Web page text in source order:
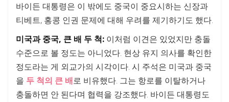
바이든 대통령은 이 밖에도 중국이 중요시하는 신장과
티베트, 홍콩 인권 문제에 대해 우려를 제기하기도 했다.
미국과 중국, 큰 배 두 척: 이처럼 이견은 있었지만 충돌
수준으로 볼 정도는 아니었다. 현상 유지 의사를 확인한
정도라는 게 외교가의 시각이다. 시 주석은 미국과 중국
을 두 척의 큰 배로 비유했다. 그는 항로를 이탈하거나
충돌하면 안 된다며 협력을 강조했다. 바이든 대통령도